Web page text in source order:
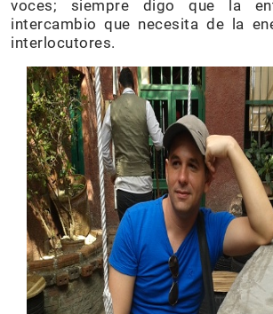
voces; siempre digo que la
intercambio que necesita de la
interlocutores.